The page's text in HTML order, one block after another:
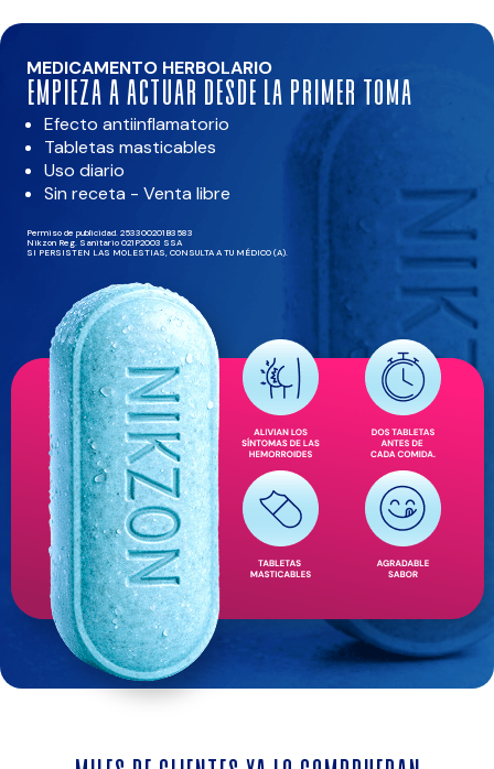
MEDICAMENTO HERBOLARIO
Empieza a actuar desde la primer toma
Efecto antiinflamatorio
Tabletas masticables
Uso diario
Sin receta - Venta libre
Permiso de publicidad. 253300201B3583
Nikzon Reg. Sanitario 021P2003 SSA
SI PERSISTEN LAS MOLESTIAS, CONSULTA A TU MÉDICO (A).